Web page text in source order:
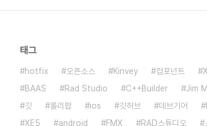
태그
hotfix 오픈소스 Kinvey 컴포넌트
BAAS
Rad Studio C++Builder Jim
깃
롤리팝 ios 깃허브 데브기어
XE5
android FMX RAD스튜디오